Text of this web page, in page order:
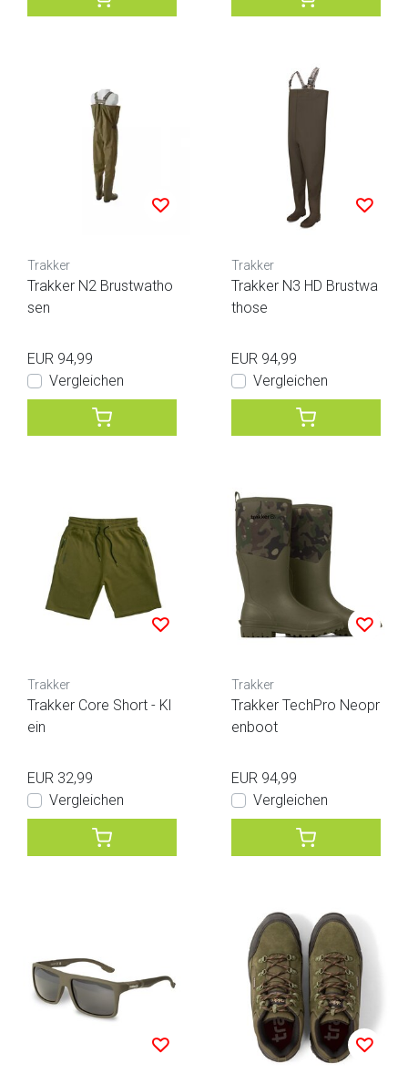
Trakker
Trakker N2 Brustwatho
sen
EUR 94,99
Vergleichen
Trakker
Trakker N3 HD Brustwa
those
EUR 94,99
Vergleichen
Trakker
Trakker Core Short - Kl
ein
EUR 32,99
Vergleichen
Trakker
Trakker TechPro Neopr
enboot
EUR 94,99
Vergleichen